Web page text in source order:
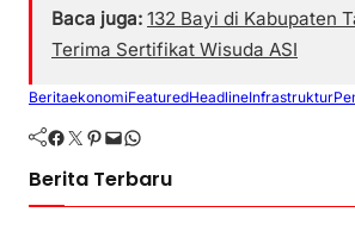
Baca juga: 132 Bayi di Kabupaten
Terima Sertifikat Wisuda ASI
BeritaekonomiFeaturedHeadlineInfrastruktur
Facebook Twitter Pinterest Mail WhatsApp
Berita Terbaru